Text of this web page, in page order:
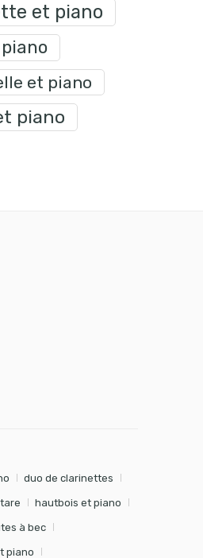
et piano
et piano
piano
duo de clarinettes
hautbois et piano
à bec
piano